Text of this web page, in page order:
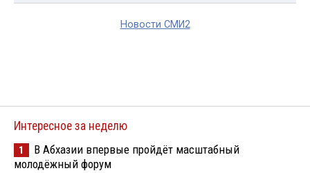
Новости СМИ2
Интересное за неделю
1
В Абхазии впервые пройдёт масштабный
молодёжный форум